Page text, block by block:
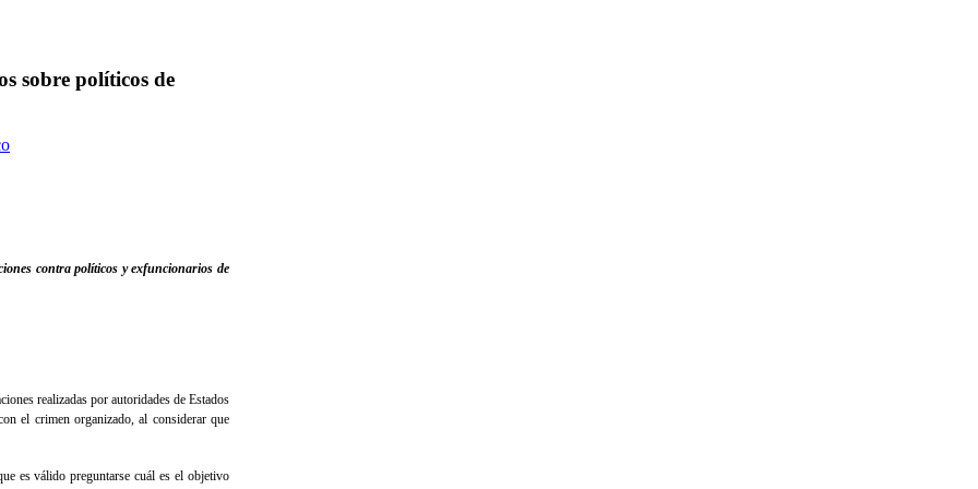
sobre políticos de
contra políticos y exfuncionarios de
realizadas por autoridades de Estados
el crimen organizado, al considerar que
es válido preguntarse cuál es el objetivo